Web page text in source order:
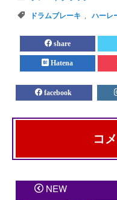
ドラムブレーキ , ハーレ
share
Hatena
facebook
コ
メールアドレスが公開
付いている欄は必須項
NEW